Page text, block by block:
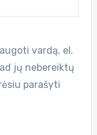
vardą, el.
jų nebereiktų
parašyti